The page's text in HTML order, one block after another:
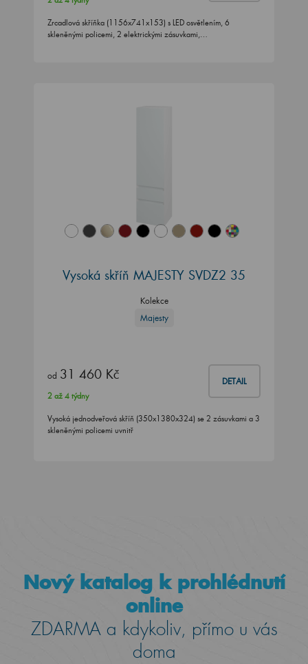
Zrcadlová skříňka (1156x741x153) s LED osvětlením, 6
skleněnými policemi, 2 elektrickými zásuvkami,…
Vysoká skříň MAJESTY SVDZ2 35
Kolekce
Majesty
od 31 460 Kč DETAIL
2 až 4 týdny
Vysoká jednodveřová skříň (350x1380x324) se 2 zásuvkami a 3
skleněnými policemi uvnitř
Nový katalog k prohlédnutí
online
ZDARMA a kdykoliv, přímo u vás
doma